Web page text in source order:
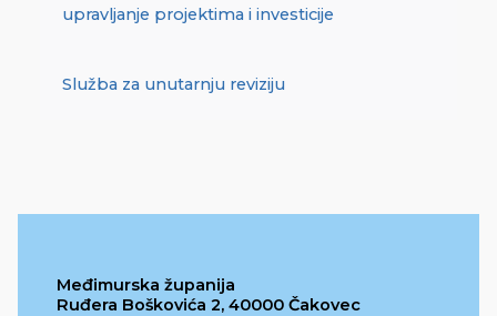
upravljanje projektima i investicije
Služba za unutarnju reviziju
Međimurska županija
Ruđera Boškovića 2, 40000 Čakovec